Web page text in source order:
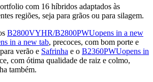
com 16 híbridos adaptados às
regiões, seja para grãos ou para silagem.
B2800VYHR/B2800PWUopens in a new
in a new tab, precoces, com bom porte e
verão e Safrinha e o B2360PWUopens in
com ótima qualidade de raiz e colmo,
também.